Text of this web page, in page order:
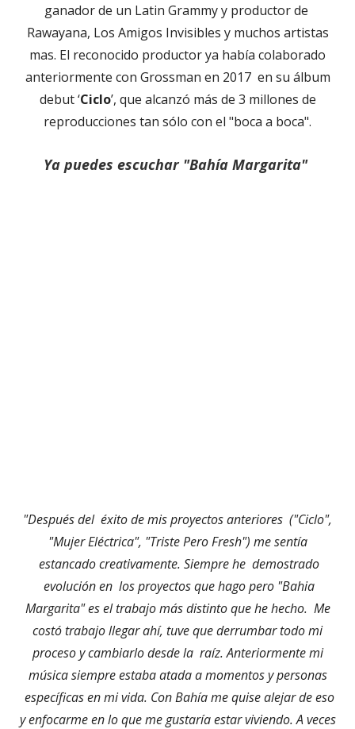
ganador de un Latin Grammy y productor de
Rawayana, Los Amigos Invisibles y muchos artistas
mas. El reconocido productor ya había colaborado
anteriormente con Grossman en 2017 en su álbum
debut ‘Ciclo’, que alcanzó más de 3 millones de
reproducciones tan sólo con el "boca a boca".
Ya puedes escuchar "Bahía Margarita"
"Después del éxito de mis proyectos anteriores ("Ciclo",
"Mujer Eléctrica", "Triste Pero Fresh") me sentía
estancado creativamente. Siempre he demostrado
evolución en los proyectos que hago pero "Bahia
Margarita" es el trabajo más distinto que he hecho. Me
costó trabajo llegar ahí, tuve que derrumbar todo mi
proceso y cambiarlo desde la raíz. Anteriormente mi
música siempre estaba atada a momentos y personas
específicas en mi vida. Con Bahía me quise alejar de eso
y enfocarme en lo que me gustaría estar viviendo. A veces